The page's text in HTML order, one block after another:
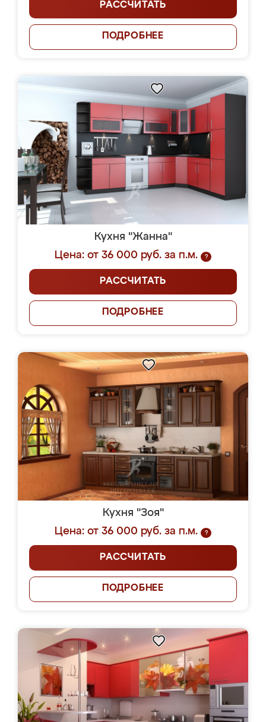
РАССЧИТАТЬ
ПОДРОБНЕЕ
Кухня "Жанна"
Цена: от 36 000 руб. за п.м.
?
РАССЧИТАТЬ
ПОДРОБНЕЕ
Кухня "Зоя"
Цена: от 36 000 руб. за п.м.
?
РАССЧИТАТЬ
ПОДРОБНЕЕ